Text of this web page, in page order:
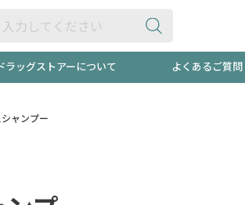
のスト
ラッグストアーについて よくあるご質問
ャンプー